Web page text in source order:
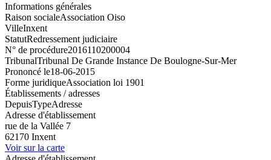
Informations générales
Raison socialeAssociation Oiso
VilleInxent
StatutRedressement judiciaire
N° de procédure2016110200004
TribunalTribunal De Grande Instance De Boulogne-Sur-Mer
Prononcé le18-06-2015
Forme juridiqueAssociation loi 1901
Établissements / adresses
DepuisTypeAdresse
Adresse d'établissement
rue de la Vallée 7
62170 Inxent
Voir sur la carte